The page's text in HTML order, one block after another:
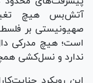
آتش‌بس هیچ
صهیونیستی بر
است؛ هیچ مدرکی
ندارد و نسل‌کشی
این رویکرد